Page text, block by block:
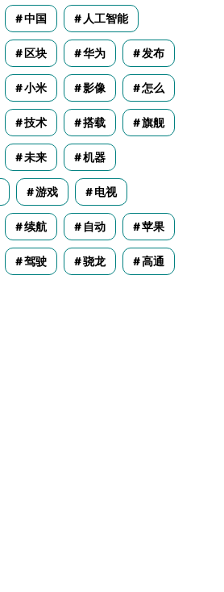
中国 人工智能
区块 华为 发布
小米 影像 怎么
技术 搭载 旗舰
未来 机器
游戏 电视
续航 自动 苹果
驾驶 骁龙 高通